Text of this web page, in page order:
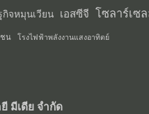
กิจหมุนเวียน เอสซีจี โซลาร์เซ
ชน โรงไฟฟ้าพลังงานแสงอาทิตย์
มีเดีย จำกัด